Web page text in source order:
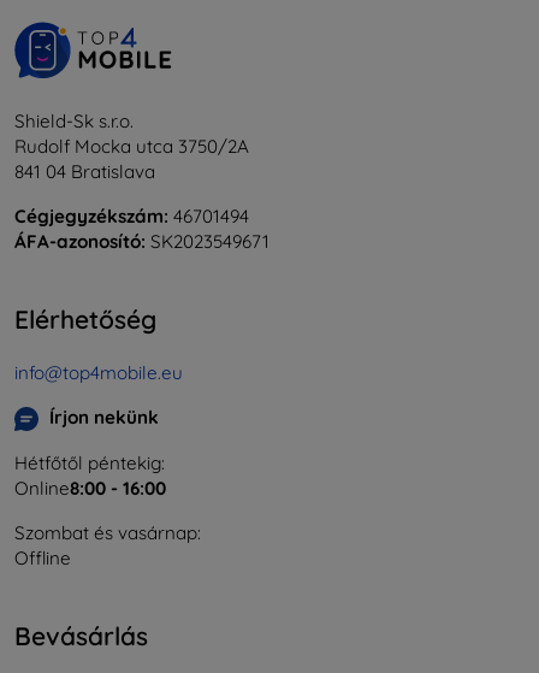
Shield-Sk s.r.o.
Rudolf Mocka utca 3750/2A
841 04 Bratislava
Cégjegyzékszám: 46701494
ÁFA-azonosító: SK2023549671
Elérhetőség
info@top4mobile.eu
Írjon nekünk
Hétfőtől péntekig:
Online8:00 - 16:00
Szombat és vasárnap:
Offline
Bevásárlás